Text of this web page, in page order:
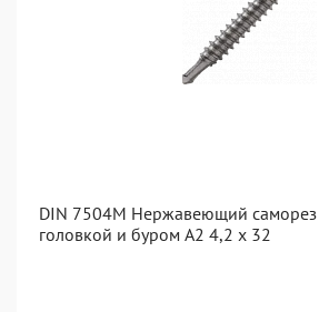
DIN 7504M Нержавеющий саморез
головкой и буром А2 4,2 x 32